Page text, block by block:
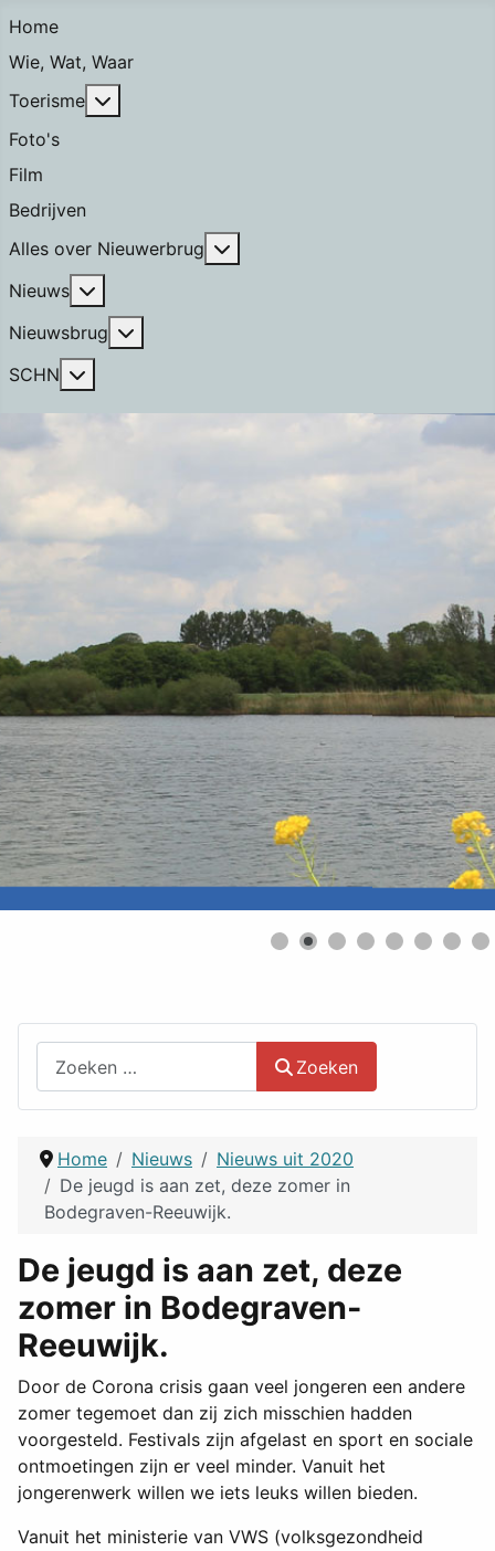
Home
Wie, Wat, Waar
Toerisme
Foto's
Film
Bedrijven
Alles over Nieuwerbrug
Nieuws
Nieuwsbrug
SCHN
Zoeken
Home Nieuws
Nieuws uit 2020
De jeugd is aan zet, deze zomer in
Bodegraven-Reeuwijk.
De jeugd is aan zet, deze
zomer in Bodegraven-
Reeuwijk.
Door de Corona crisis gaan veel jongeren een andere
zomer tegemoet dan zij zich misschien hadden
voorgesteld. Festivals zijn afgelast en sport en sociale
ontmoetingen zijn er veel minder. Vanuit het
jongerenwerk willen we iets leuks willen bieden.
Vanuit het ministerie van VWS (volksgezondheid